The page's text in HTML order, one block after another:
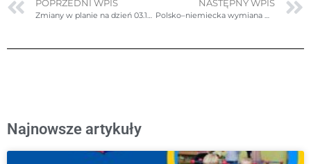
POPRZEDNI WPIS NASTĘPNY WPIS
Najnowsze artykuły